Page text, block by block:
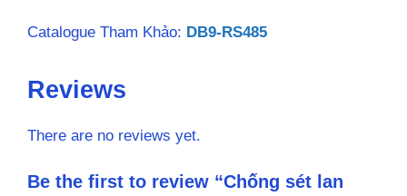
Catalogue Tham Khảo: DB9-RS485
Reviews
There are no reviews yet.
Be the first to review “Chống sét lan